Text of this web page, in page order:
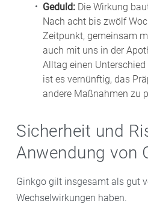
Geduld: Die Wirkung
Nach acht bis zwölf
Zeitpunkt, gemeinsam
auch mit uns in der
Alltag einen
ist es vernünftig, das
andere Maßnahmen zu
Sicherheit und
Anwendung von
Ginkgo gilt insgesamt als gut
Wechselwirkungen haben.